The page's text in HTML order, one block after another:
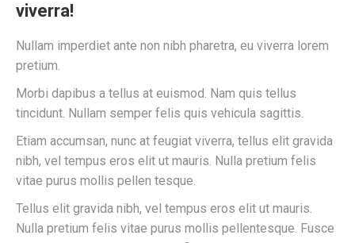
viverra!
Nullam imperdiet ante non nibh pharetra, eu viverra lorem
pretium.
Morbi dapibus a tellus at euismod. Nam quis tellus
tincidunt. Nullam semper felis quis vehicula sagittis.
Etiam accumsan, nunc at feugiat viverra, tellus elit gravida
nibh, vel tempus eros elit ut mauris. Nulla pretium felis
vitae purus mollis pellen tesque.
Tellus elit gravida nibh, vel tempus eros elit ut mauris.
Nulla pretium felis vitae purus mollis pellentesque. Fusce